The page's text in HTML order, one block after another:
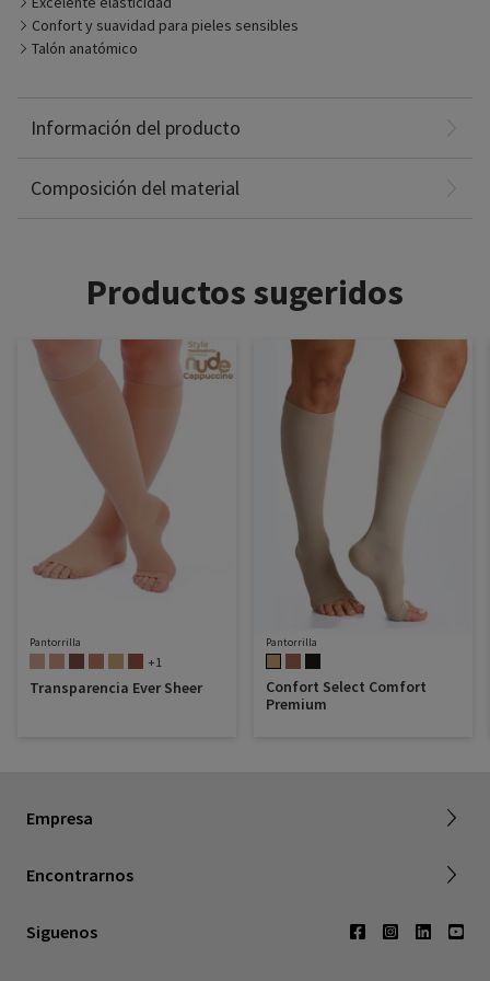
Confort y suavidad para pieles sensibles
Talón anatómico
Información del producto
Composición del material
Algodón: 42%
Productos sugeridos
Pantorrilla
+1
Transparencia Ever Sheer
Pantorrilla
Confort Select Comfort
Premium
Empresa
Trabajar con nosotros
Encontrarnos
Contáctenos
Siguenos